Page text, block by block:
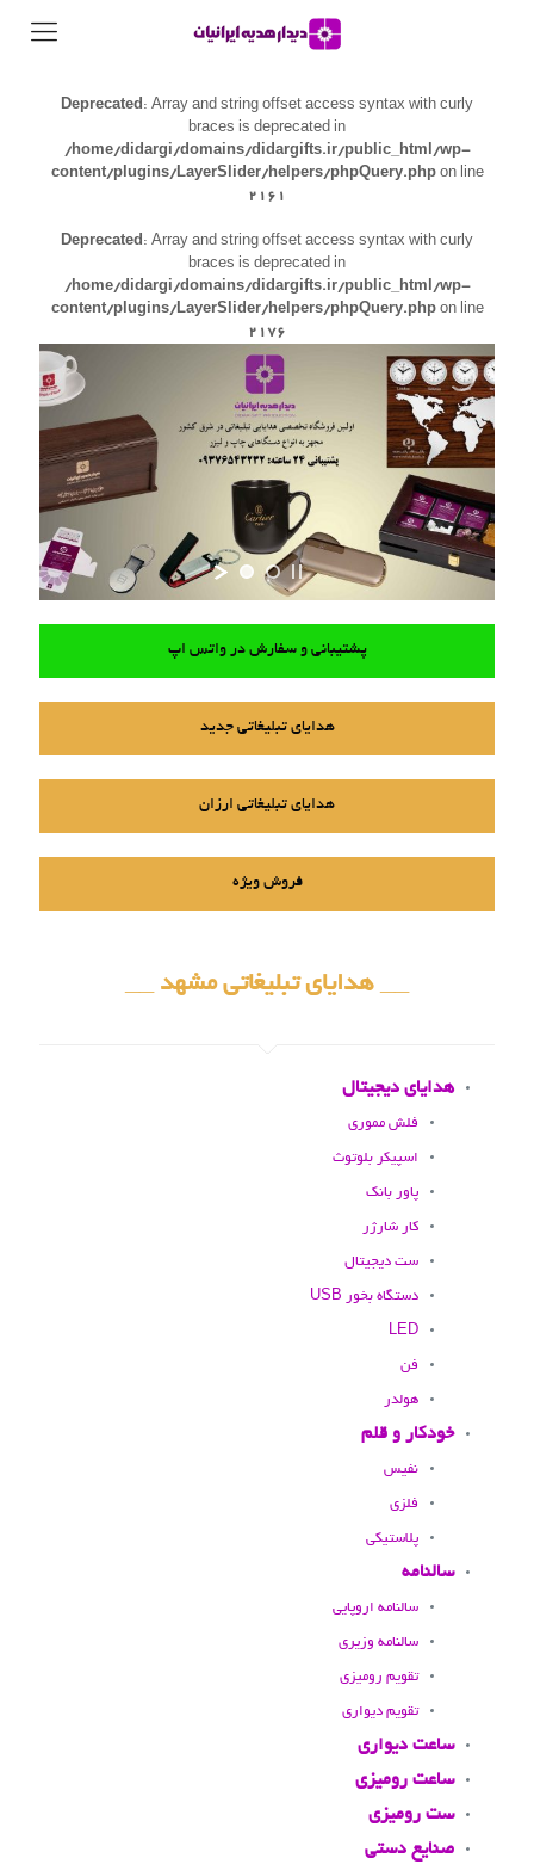
Deprecated: Array and string offset access syntax with curly
braces is deprecated in
/home/didargi/domains/didargifts.ir/public_html/wp-
content/plugins/LayerSlider/helpers/phpQuery.phpon line
2161
Deprecated: Array and string offset access syntax with curly
braces is deprecated in
/home/didargi/domains/didargifts.ir/public_html/wp-
content/plugins/LayerSlider/helpers/phpQuery.phpon line
2176
پشتیبانی و سفارش در واتس اپ
هدایای تبلیغاتی جدید
هدایای تبلیغاتی ارزان
فروش ویژه
__ هدایای تبلیغاتی مشهد __
هدایای دیجیتال
فلش مموری
اسپیکر بلوتوث
پاور بانک
کار شارژر
ست دیجیتال
دستگاه بخور USB
LED
فن
هولدر
خودکار و قلم
نفیس
فلزی
پلاستیکی
سالنامه
سالنامه اروپایی
سالنامه وزیری
تقویم رومیزی
تقویم دیواری
ساعت دیواری
ساعت رومیزی
ست رومیزی
صنایع دستی